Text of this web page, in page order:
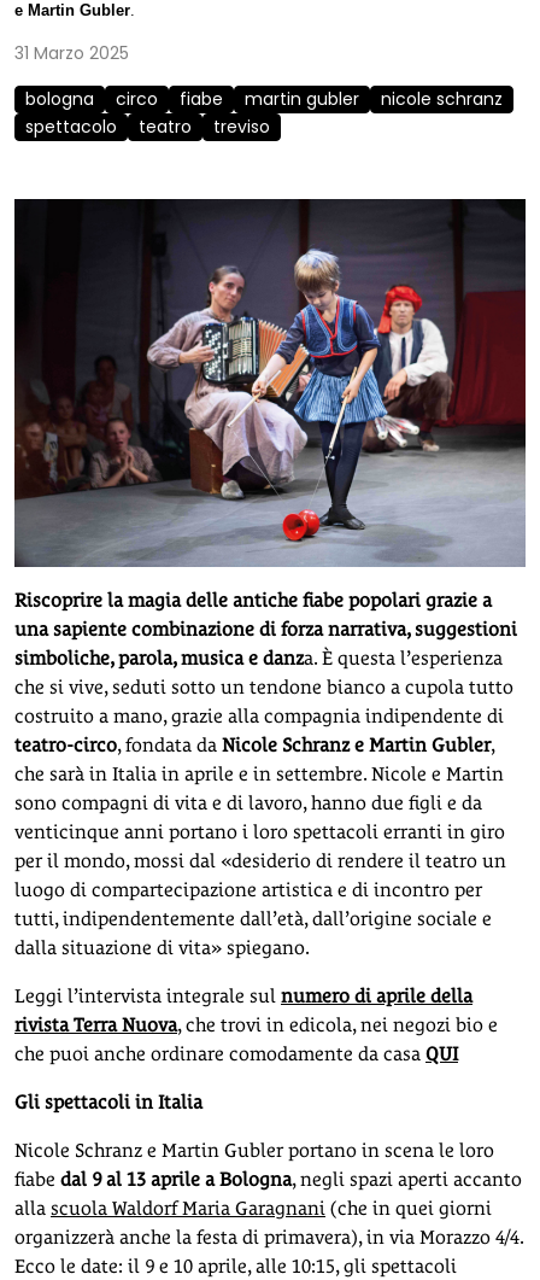
e Martin Gubler.
31 Marzo 2025
bologna
circo fiabe martin gubler
nicole schranz
spettacolo
teatro treviso
Riscoprire la magia delle antiche fiabe popolari grazie a
una sapiente combinazione di forza narrativa, suggestioni
simboliche, parola, musica e danza. È questa l’esperienza
che si vive, seduti sotto un tendone bianco a cupola tutto
costruito a mano, grazie alla compagnia indipendente di
teatro-circo, fondata da Nicole Schranz e Martin Gubler,
che sarà in Italia in aprile e in settembre. Nicole e Martin
sono compagni di vita e di lavoro, hanno due figli e da
venticinque anni portano i loro spettacoli erranti in giro
per il mondo, mossi dal «desiderio di rendere il teatro un
luogo di compartecipazione artistica e di incontro per
tutti, indipendentemente dall’età, dall’origine sociale e
dalla situazione di vita» spiegano.
Leggi l’intervista integrale sul numero di aprile della
rivista Terra Nuova, che trovi in edicola, nei negozi bio e
che puoi anche ordinare comodamente da casa QUI
Gli spettacoli in Italia
Nicole Schranz e Martin Gubler portano in scena le loro
fiabe dal 9 al 13 aprile a Bologna, negli spazi aperti accanto
alla scuola Waldorf Maria Garagnani (che in quei giorni
organizzerà anche la festa di primavera), in via Morazzo 4/4.
Ecco le date: il 9 e 10 aprile, alle 10:15, gli spettacoli